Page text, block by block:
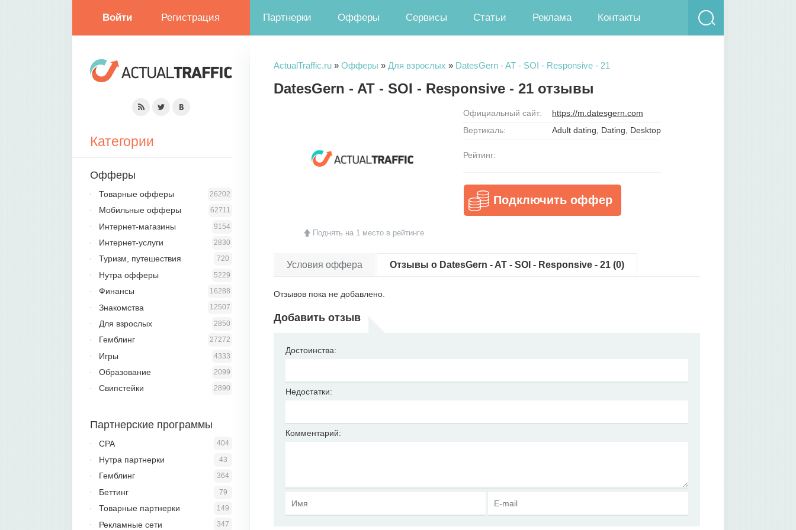
Войти Регистрация Партнерки Офферы Сервисы Статьи Реклама Контакты
ActualTraffic.ru » Офферы » Для взрослых » DatesGern - AT - SOI - Responsive - 21
DatesGern - AT - SOI - Responsive - 21 отзывы
Поднять на 1 место в рейтинге
Официальный сайт:
https://m.datesgern.com
Вертикаль:
Adult dating, Dating, Desktop
Рейтинг:
Подключить оффер
Условия оффера Отзывы о DatesGern - AT - SOI - Responsive - 21 (0)
Отзывов пока не добавлено.
Добавить отзыв
Достоинства:
Недостатки:
Комментарий:
Категории
Офферы
26202
Товарные офферы
62711
Мобильные офферы
9154
Интернет-магазины
2830
Интернет-услуги
720
Туризм, путешествия
5229
Нутра офферы
16288
Финансы
12507
Знакомства
2850
Для взрослых
27272
Гемблинг
4333
Игры
2099
Образование
2890
Свипстейки
Партнерские программы
404
CPA
43
Нутра партнерки
364
Гемблинг
79
Беттинг
149
Товарные партнерки
347
Рекламные сети